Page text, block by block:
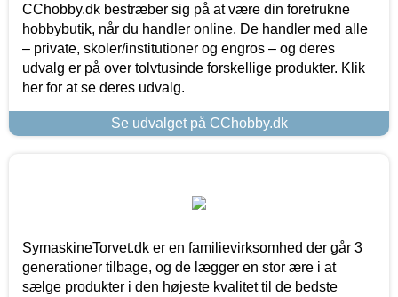
CChobby.dk bestræber sig på at være din foretrukne
hobbybutik, når du handler online. De handler med alle
– private, skoler/institutioner og engros – og deres
udvalg er på over tolvtusinde forskellige produkter. Klik
her for at se deres udvalg.
Se udvalget på CChobby.dk
SymaskineTorvet.dk er en familievirksomhed der går 3
generationer tilbage, og de lægger en stor ære i at
sælge produkter i den højeste kvalitet til de bedste